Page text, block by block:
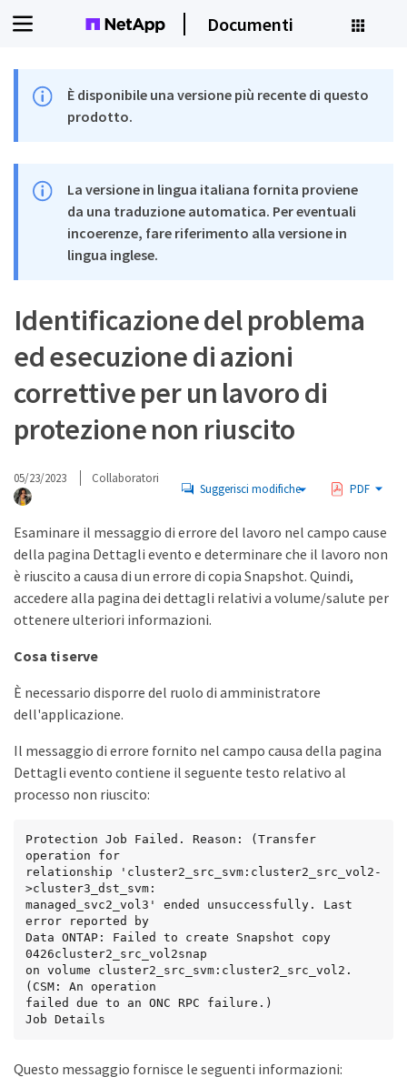
Documenti
È disponibile una versione più recente di questo
prodotto.
La versione in lingua italiana fornita proviene
da una traduzione automatica. Per eventuali
incoerenze, fare riferimento alla versione in
lingua inglese.
Identificazione del problema
ed esecuzione di azioni
correttive per un lavoro di
protezione non riuscito
05/23/2023 Collaboratori
Suggerisci modifiche PDF
Esaminare il messaggio di errore del lavoro nel campo cause
della pagina Dettagli evento e determinare che il lavoro non
è riuscito a causa di un errore di copia Snapshot. Quindi,
accedere alla pagina dei dettagli relativi a volume/salute per
ottenere ulteriori informazioni.
Cosa ti serve
È necessario disporre del ruolo di amministratore
dell'applicazione.
Il messaggio di errore fornito nel campo causa della pagina
Dettagli evento contiene il seguente testo relativo al
processo non riuscito:
Protection Job Failed. Reason: (Transfer
operation for
relationship 'cluster2_src_svm:cluster2_src_vol2-
>cluster3_dst_svm:
managed_svc2_vol3' ended unsuccessfully. Last
error reported by
Data ONTAP: Failed to create Snapshot copy
0426cluster2_src_vol2snap
on volume cluster2_src_svm:cluster2_src_vol2.
(CSM: An operation
failed due to an ONC RPC failure.)
Job Details
Questo messaggio fornisce le seguenti informazioni: